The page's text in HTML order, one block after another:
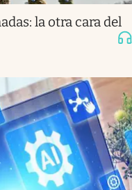
la otra cara del